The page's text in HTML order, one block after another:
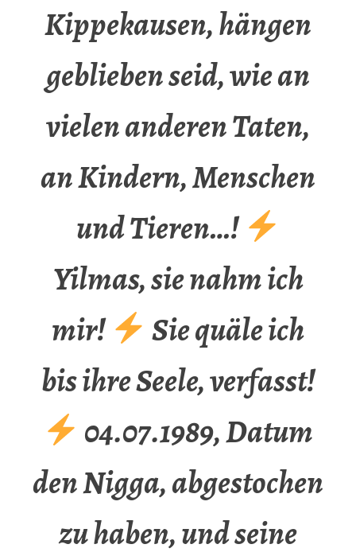
Kippekausen, hängen
geblieben seid, wie an
vielen anderen Taten,
an Kindern, Menschen
und Tieren…!
Yilmas, sie nahm ich
mir!
Sie quäle ich
bis ihre Seele, verfasst!
04.07.1989, Datum
den Nigga, abgestochen
zu haben, und seine